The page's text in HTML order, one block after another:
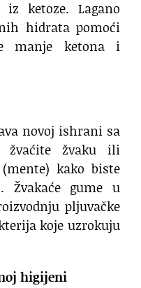
ketoze. Lagano
hidrata pomoći
manje ketona i
novoj ishrani sa
žvaćite žvaku ili
kako biste
Žvakaće gume u
pljuvačke
koje uzrokuju
higijeni